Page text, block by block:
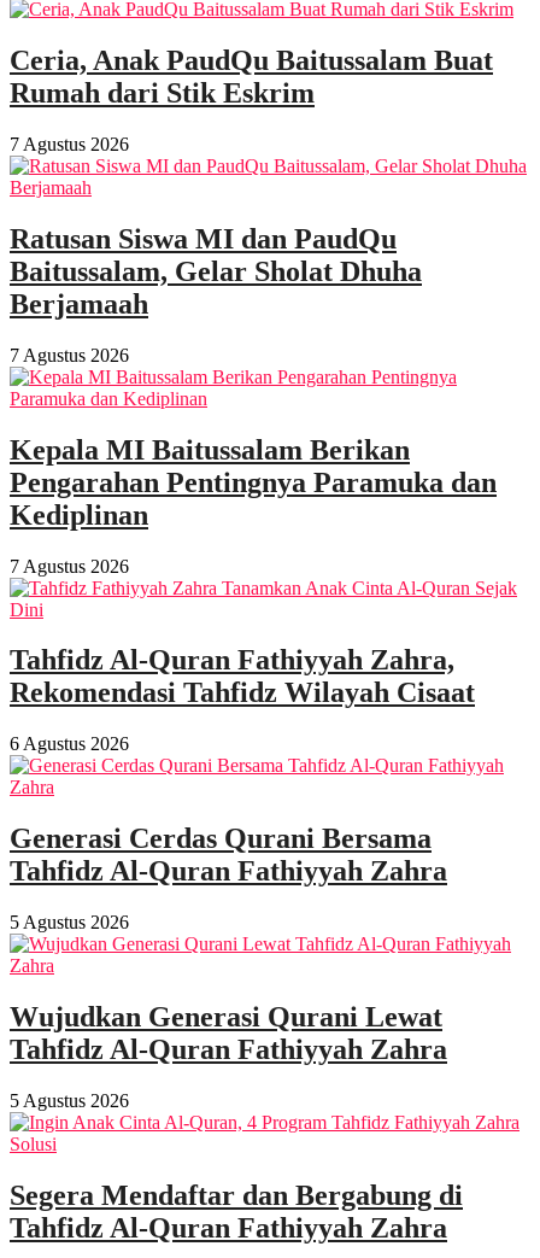
Ceria, Anak PaudQu Baitussalam Buat
Rumah dari Stik Eskrim
7 Agustus 2026
Ratusan Siswa MI dan PaudQu
Baitussalam, Gelar Sholat Dhuha
Berjamaah
7 Agustus 2026
Kepala MI Baitussalam Berikan
Pengarahan Pentingnya Paramuka dan
Kediplinan
7 Agustus 2026
Tahfidz Al-Quran Fathiyyah Zahra,
Rekomendasi Tahfidz Wilayah Cisaat
6 Agustus 2026
Generasi Cerdas Qurani Bersama
Tahfidz Al-Quran Fathiyyah Zahra
5 Agustus 2026
Wujudkan Generasi Qurani Lewat
Tahfidz Al-Quran Fathiyyah Zahra
5 Agustus 2026
Segera Mendaftar dan Bergabung di
Tahfidz Al-Quran Fathiyyah Zahra